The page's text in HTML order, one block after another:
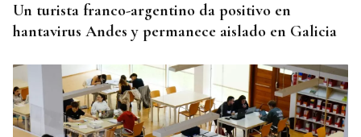
Un turista franco-argentino da positivo en
hantavirus Andes y permanece aislado en Galicia